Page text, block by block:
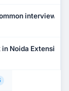
interview
Noida Extension?